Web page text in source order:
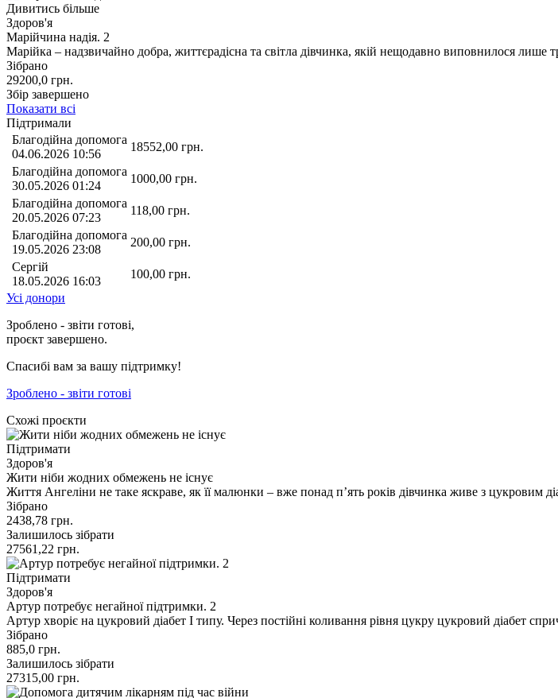
Дивитись більше
Здоров'я
Марійчина надія. 2
Марійка – надзвичайно добра, життєрадісна та світла дівчинка, якій нещодавно виповнилося лише
Зібрано
29200,0 грн.
Збір завершено
Показати всі
Підтримали
Благодійна допомога
04.06.2026 10:56
18552,00 грн.
Благодійна допомога
30.05.2026 01:24
1000,00 грн.
Благодійна допомога
20.05.2026 07:23
118,00 грн.
Благодійна допомога
19.05.2026 23:08
200,00 грн.
Сергій
18.05.2026 16:03
100,00 грн.
Усі донори
Зроблено - звіти готові,
проєкт завершено.
Спасибі вам за вашу підтримку!
Зроблено - звіти готові
Схожі проєкти
Підтримати
Здоров'я
Жити ніби жодних обмежень не існує
Життя Ангеліни не таке яскраве, як її малюнки – вже понад п’ять років дівчинка живе з цукровим
Зібрано
2438,78 грн.
Залишилось зібрати
27561,22 грн.
Підтримати
Здоров'я
Артур потребує негайної підтримки. 2
Артур хворіє на цукровий діабет І типу. Через постійні коливання рівня цукру цукровий діабет
Зібрано
885,0 грн.
Залишилось зібрати
27315,00 грн.